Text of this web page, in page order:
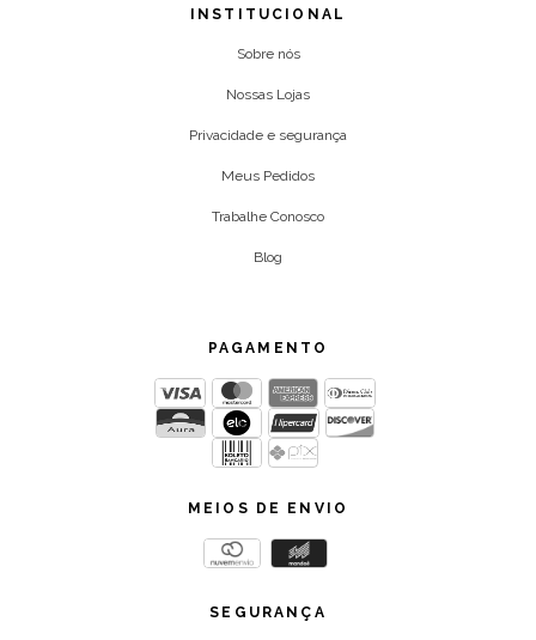
INSTITUCIONAL
Sobre nós
Nossas Lojas
Privacidade e segurança
Meus Pedidos
Trabalhe Conosco
Blog
PAGAMENTO
MEIOS DE ENVIO
SEGURANÇA